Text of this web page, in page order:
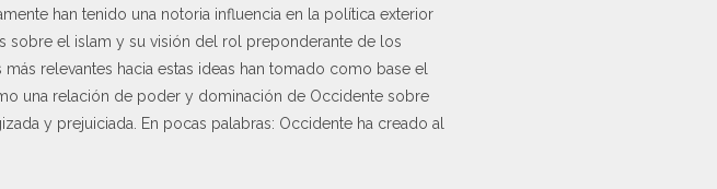
han tenido una notoria influencia en la política exterior
sobre el islam y su visión del rol preponderante de los
relevantes hacia estas ideas han tomado como base el
una relación de poder y dominación de Occidente sobre
y prejuiciada. En pocas palabras: Occidente ha creado al